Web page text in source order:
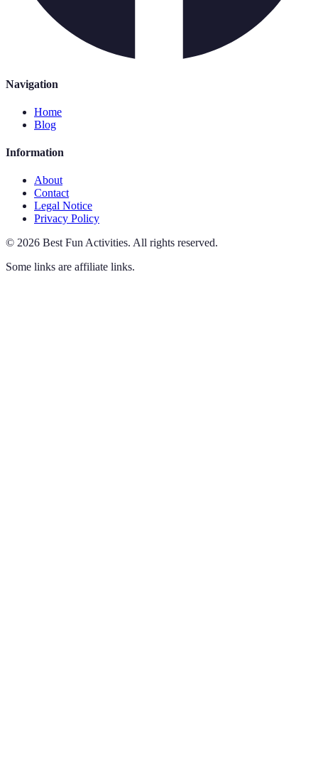
Navigation
Home
Blog
Information
About
Contact
Legal Notice
Privacy Policy
© 2026 Best Fun Activities. All rights reserved.
Some links are affiliate links.